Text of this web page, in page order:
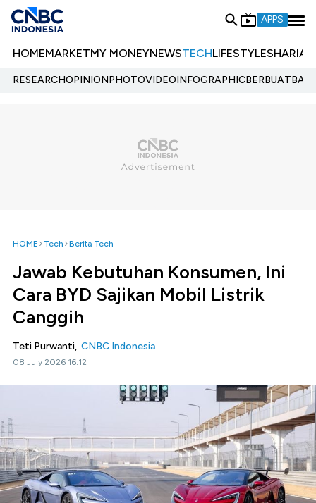
APPS
HOMEMARKETMY MONEYNEWSTECHLIFESTYLESHARIA
RESEARCHOPINIONPHOTOVIDEOINFOGRAPHIC
HOME Tech Berita Tech
Jawab Kebutuhan Konsumen, Ini
Cara BYD Sajikan Mobil Listrik
Canggih
Teti Purwanti, CNBC Indonesia
08 July 2026 16:12